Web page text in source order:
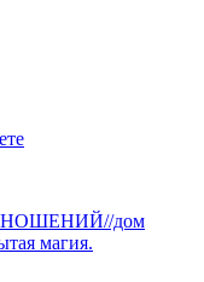
дом
магия.